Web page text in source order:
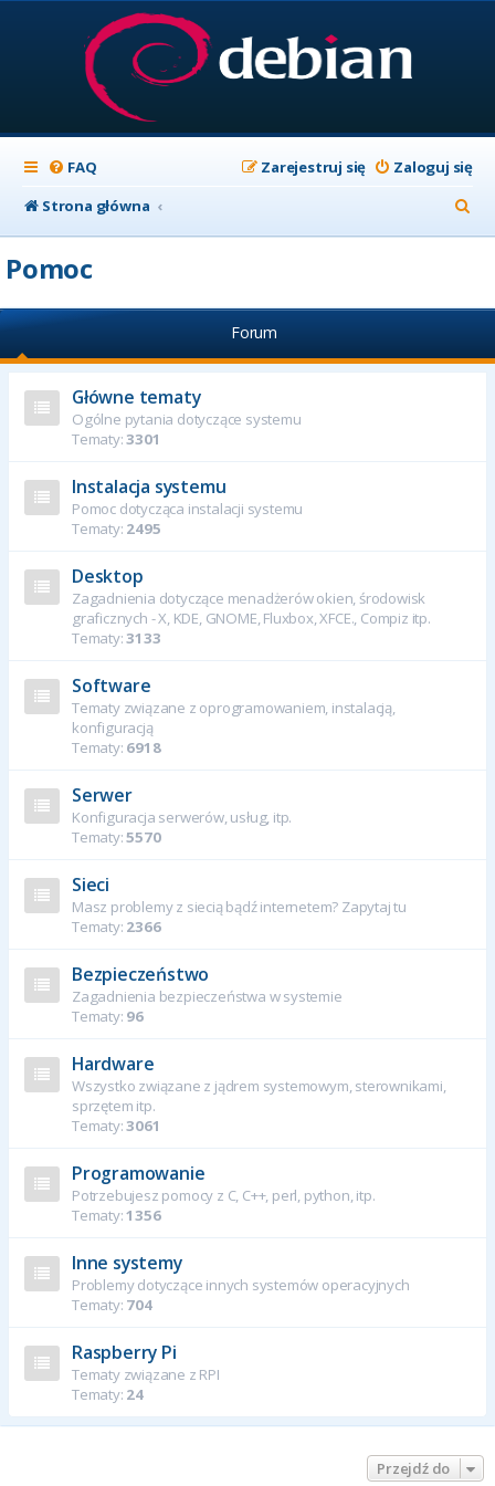
FAQ Zaloguj się
Zarejestruj się
Strona główna
z
j
Pomoc
Forum
Główne tematy
Ogólne pytania dotyczące systemu
Tematy:3301
Instalacja systemu
Pomoc dotycząca instalacji systemu
Tematy: 2495
Desktop
Zagadnienia dotyczące menadżerów okien, środowisk
graficznych - X, KDE, GNOME, Fluxbox, XFCE., Compiz itp.
Tematy:3133
Software
Tematy związane z oprogramowaniem, instalacją,
konfiguracją
Tematy: 6918
Serwer
Konfiguracja serwerów, usług, itp.
Tematy:5570
Sieci
Masz problemy z siecią bądź internetem? Zapytaj tu
Tematy: 2366
Bezpieczeństwo
Zagadnienia bezpieczeństwa w systemie
Tematy: 96
Hardware
Wszystko związane z jądrem systemowym, sterownikami,
sprzętem itp.
Tematy:3061
Programowanie
Potrzebujesz pomocy z C, C++, perl, python, itp.
Tematy:1356
Inne systemy
Problemy dotyczące innych systemów operacyjnych
Tematy: 704
Raspberry Pi
Tematy związane z RPI
Tematy: 24
Przejdź do